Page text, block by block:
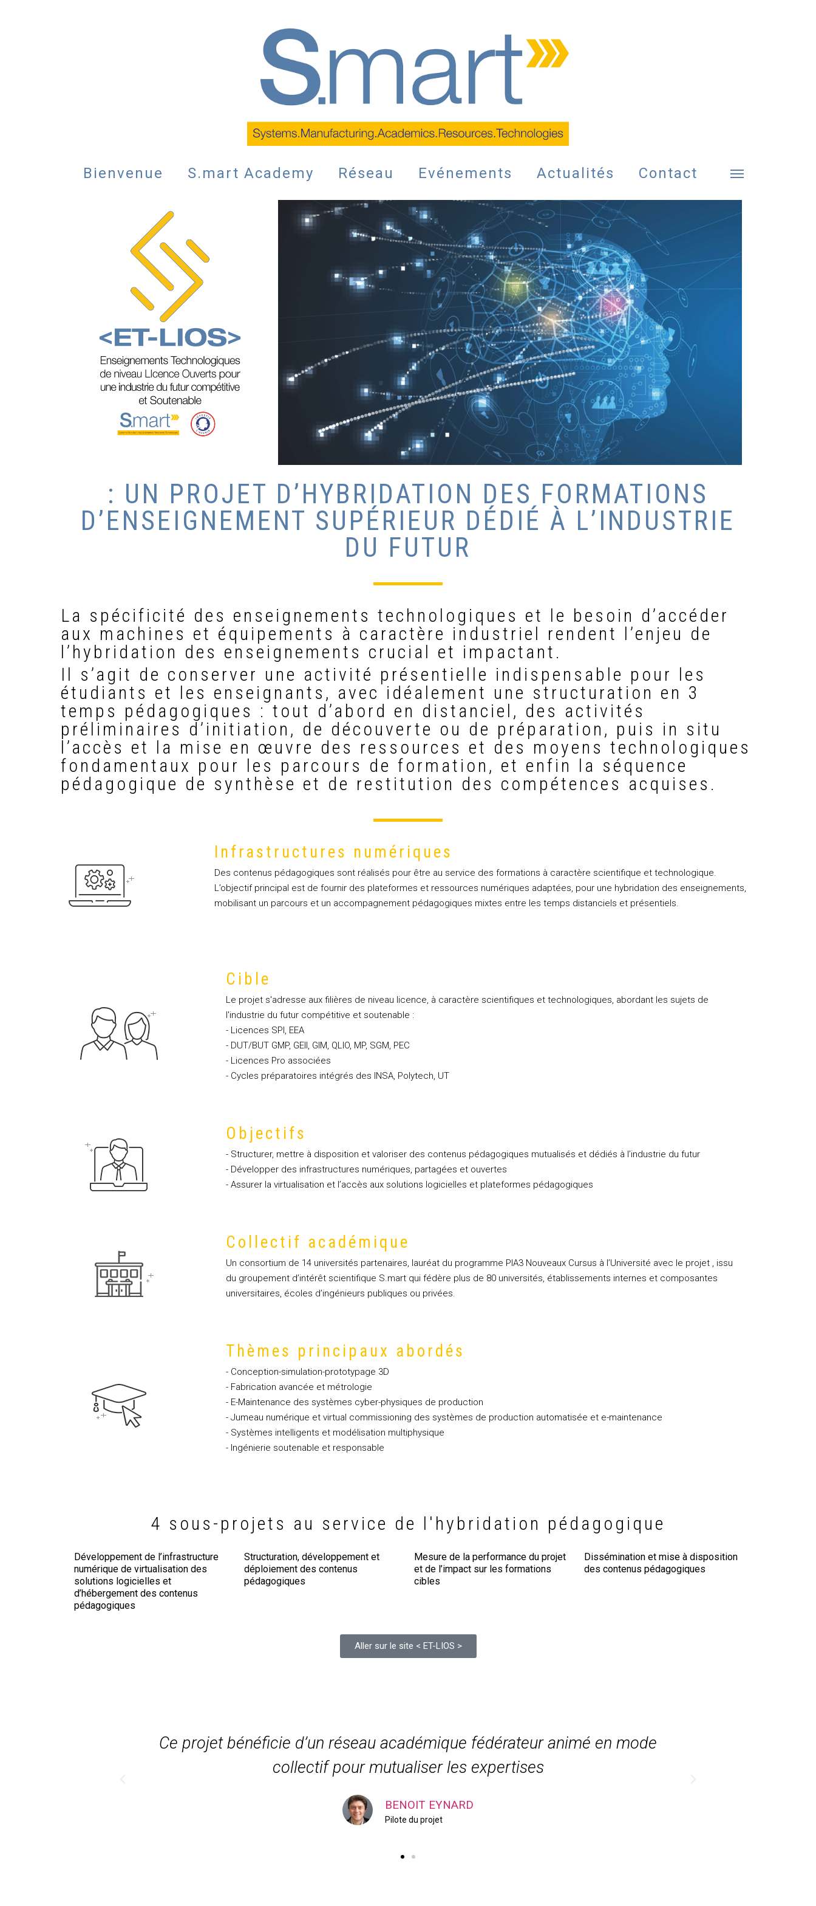
Bienvenue S.mart Academy Réseau Evénements Actualités Contact
: UN PROJET D’HYBRIDATION DES FORMATIONS
D’ENSEIGNEMENT SUPÉRIEUR DÉDIÉ À L’INDUSTRIE
DU FUTUR
La spécificité des enseignements technologiques et le besoin d’accéder
aux machines et équipements à caractère industriel rendent l’enjeu de
l’hybridation des enseignements crucial et impactant.
Il s’agit de conserver une activité présentielle indispensable pour les
étudiants et les enseignants, avec idéalement une structuration en 3
temps pédagogiques : tout d’abord en distanciel, des activités
préliminaires d’initiation, de découverte ou de préparation, puis in situ
l’accès et la mise en œuvre des ressources et des moyens technologiques
fondamentaux pour les parcours de formation, et enfin la séquence
pédagogique de synthèse et de restitution des compétences acquises.
Infrastructures numériques
Des contenus pédagogiques sont réalisés pour être au service des formations à caractère scientifique et technologique.
L’objectif principal est de fournir des plateformes et ressources numériques adaptées, pour une hybridation des enseignements,
mobilisant un parcours et un accompagnement pédagogiques mixtes entre les temps distanciels et présentiels.
Cible
Le projet s'adresse aux filières de niveau licence, à caractère scientifiques et technologiques, abordant les sujets de
l'industrie du futur compétitive et soutenable :
- Licences SPI, EEA
- DUT/BUT GMP, GEII, GIM, QLIO, MP, SGM, PEC
- Licences Pro associées
- Cycles préparatoires intégrés des INSA, Polytech, UT
Objectifs
- Structurer, mettre à disposition et valoriser des contenus pédagogiques mutualisés et dédiés à l’industrie du futur
- Développer des infrastructures numériques, partagées et ouvertes
- Assurer la virtualisation et l’accès aux solutions logicielles et plateformes pédagogiques
Collectif académique
Un consortium de 14 universités partenaires, lauréat du programme PIA3 Nouveaux Cursus à l’Université avec le projet , issu
du groupement d’intérêt scientifique S.mart qui fédère plus de 80 universités, établissements internes et composantes
universitaires, écoles d’ingénieurs publiques ou privées.
Thèmes principaux abordés
- Conception-simulation-prototypage 3D
- Fabrication avancée et métrologie
- E-Maintenance des systèmes cyber-physiques de production
- Jumeau numérique et virtual commissioning des systèmes de production automatisée et e-maintenance
- Systèmes intelligents et modélisation multiphysique
- Ingénierie soutenable et responsable
4 sous-projets au service de l'hybridation pédagogique
Développement de l’infrastructure
numérique de virtualisation des
solutions logicielles et
d’hébergement des contenus
pédagogiques
Structuration, développement et
déploiement des contenus
pédagogiques
Mesure de la performance du projet
et de l’impact sur les formations
cibles
Dissémination et mise à disposition
des contenus pédagogiques
Aller sur le site < ET-LIOS >
Ce projet bénéficie d’un réseau académique fédérateur animé en mode
collectif pour mutualiser les expertises
BENOIT EYNARD
Pilote du projet